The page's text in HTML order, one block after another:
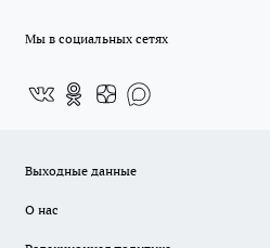
Мы в социальных сетях
Выходные данные
О нас